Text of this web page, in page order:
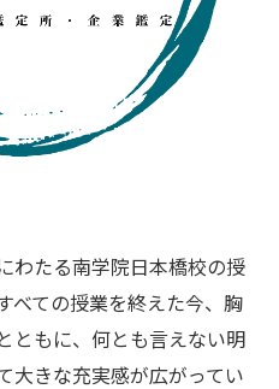
わたる南学院日本橋校の授
べての授業を終えた今、胸
ともに、何とも言えない明
大きな充実感が広がってい